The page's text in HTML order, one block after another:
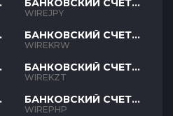
БАНКОВСКИЙ СЧЕТ
JPY
WIREJPY
БАНКОВСКИЙ СЧЕТ
KRW
WIREKRW
БАНКОВСКИЙ СЧЕТ
KZT
WIREKZT
БАНКОВСКИЙ СЧЕТ
PHP
WIREPHP